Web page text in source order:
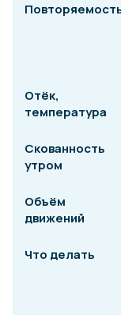
Отёк,
температура
Скованность
утром
Объём
движений
Что делать